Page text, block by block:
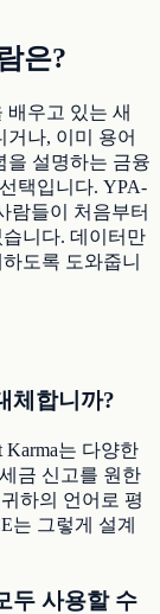
은?
배우고 있는 새
나, 이미 용어
을 설명하는 금융
택입니다. YPA-
람들이 처음부터
니다. 데이터만
도록 도와줍니
체합니까?
는 다양한
금 신고를 원한
하의 언어로 평
는 그렇게 설계
두 사용할 수